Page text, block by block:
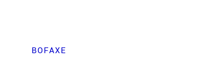
BOFAXE